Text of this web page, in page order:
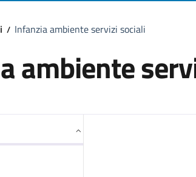
Infanzia ambiente servizi sociali
ambiente